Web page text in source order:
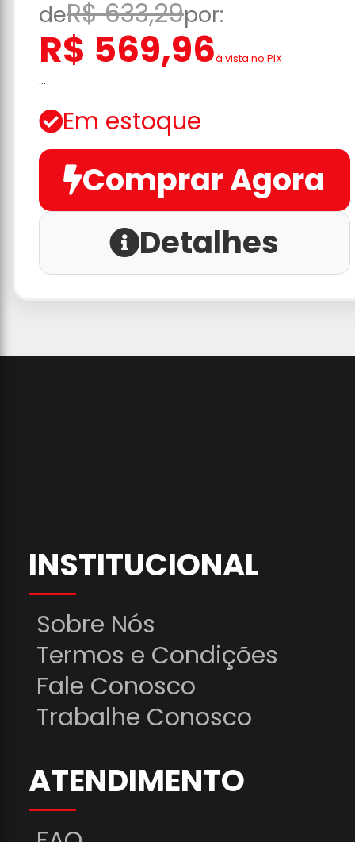
deR$ 633,29por:
R$ 569,96à vista no PIX
...
Em estoque
Comprar Agora
Detalhes
INSTITUCIONAL
Sobre Nós
Termos e Condições
Fale Conosco
Trabalhe Conosco
ATENDIMENTO